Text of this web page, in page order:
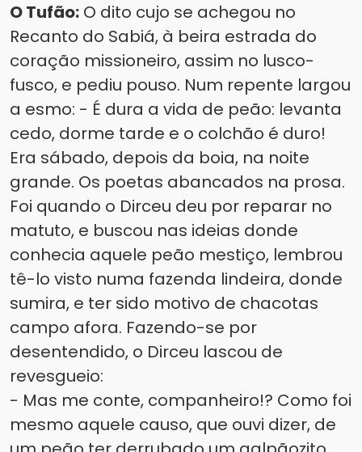
O Tufão: O dito cujo se achegou no
Recanto do Sabiá, à beira estrada do
coração missioneiro, assim no lusco-
fusco, e pediu pouso. Num repente largou
a esmo: - É dura a vida de peão: levanta
cedo, dorme tarde e o colchão é duro!
Era sábado, depois da boia, na noite
grande. Os poetas abancados na prosa.
Foi quando o Dirceu deu por reparar no
matuto, e buscou nas ideias donde
conhecia aquele peão mestiço, lembrou
tê-lo visto numa fazenda lindeira, donde
sumira, e ter sido motivo de chacotas
campo afora. Fazendo-se por
desentendido, o Dirceu lascou de
revesgueio:
- Mas me conte, companheiro!? Como foi
mesmo aquele causo, que ouvi dizer, de